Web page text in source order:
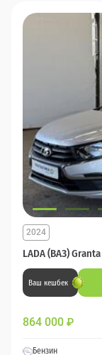
LADA (ВАЗ) Granta
2024
Ваш кешбек
864 000 ₽
Бензин